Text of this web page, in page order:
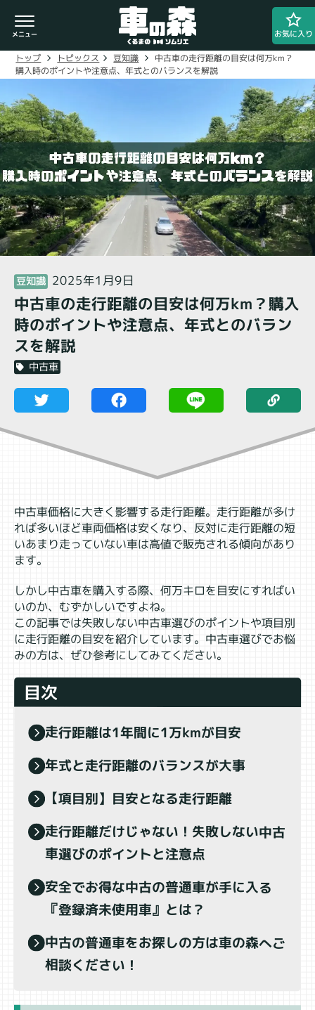
お気に入り
車検・整備のお問い合わせ
0800-080-1777
ご希望の店舗をタップしてください。
車の森
閉じる
トップ トピックス 豆知識 中古車の走行距離の目安は何万km？
購入時のポイントや注意点、年式とのバランスを解説
豆知識 2025年1月9日
中古車の走行距離の目安は何万km？購入
時のポイントや注意点、年式とのバラン
スを解説
中古車
中古車価格に大きく影響する走行距離。走行距離が多け
れば多いほど車両価格は安くなり、反対に走行距離の短
いあまり走っていない車は高値で販売される傾向があり
ます。
しかし中古車を購入する際、何万キロを目安にすればい
いのか、むずかしいですよね。
この記事では失敗しない中古車選びのポイントや項目別
に走行距離の目安を紹介しています。中古車選びでお悩
みの方は、ぜひ参考にしてみてください。
目次
走行距離は1年間に1万kmが目安
年式と走行距離のバランスが大事
【項目別】目安となる走行距離
走行距離だけじゃない！失敗しない中古
車選びのポイントと注意点
安全でお得な中古の普通車が手に入る
『登録済未使用車』とは？
中古の普通車をお探しの方は車の森へご
相談ください！